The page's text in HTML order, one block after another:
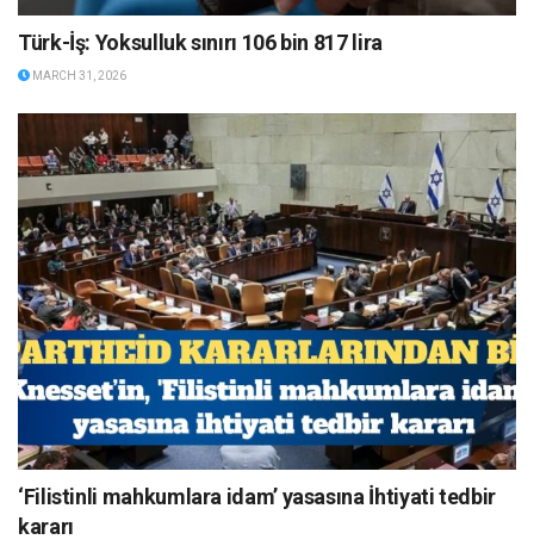
Türk-İş: Yoksulluk sınırı 106 bin 817 lira
MARCH 31, 2026
‘Filistinli mahkumlara idam’ yasasına İhtiyati tedbir
kararı